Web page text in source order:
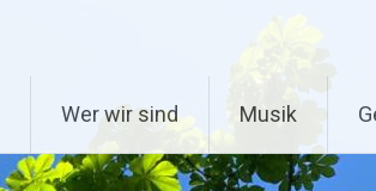
Wer wir sind Musik